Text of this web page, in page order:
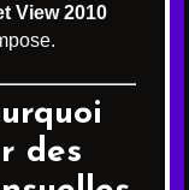
View 2010
des